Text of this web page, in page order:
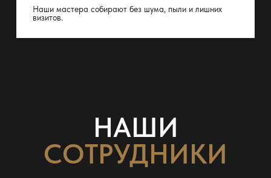
Наши мастера собирают без шума, пыли и лишних
визитов.
НАШИ
СОТРУДНИКИ